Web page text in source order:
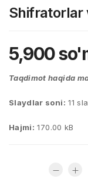
Shifratorlar
5,900
Taqdimot haqida
Slaydlar soni: 11
Hajmi: 170.00 kB